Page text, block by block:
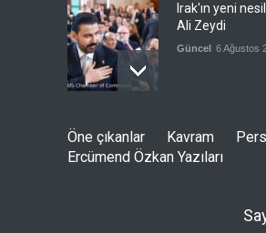
Irak'ın yeni
Ali Zeydi
Güncel 6 Ağustos
Irak'taki iktidar
Irak'taki silahlı
Öne çıkanlar Kavram
Ercümend Özkan Yazıları